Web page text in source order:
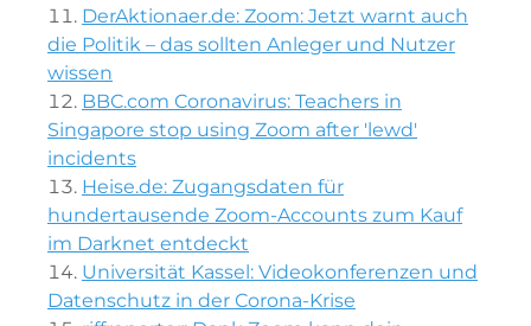
DerAktionaer.de: Zoom: Jetzt warnt auch
die Politik – das sollten Anleger und Nutzer
wissen
BBC.com Coronavirus: Teachers in
Singapore stop using Zoom after 'lewd'
incidents
Heise.de: Zugangsdaten für
hundertausende Zoom-Accounts zum Kauf
im Darknet entdeckt
Universität Kassel: Videokonferenzen und
Datenschutz in der Corona-Krise